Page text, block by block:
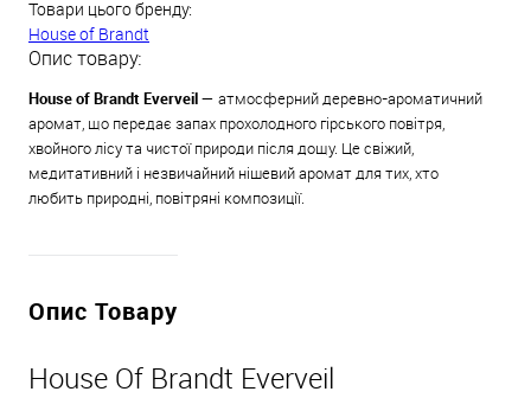
Товари цього бренду:
House of Brandt
Опис товару:
House of Brandt Everveil — атмосферний деревно-ароматичний
аромат, що передає запах прохолодного гірського повітря,
хвойного лісу та чистої природи після дощу. Це свіжий,
медитативний і незвичайний нішевий аромат для тих, хто
любить природні, повітряні композиції.
Опис Товару
House Of Brandt Everveil